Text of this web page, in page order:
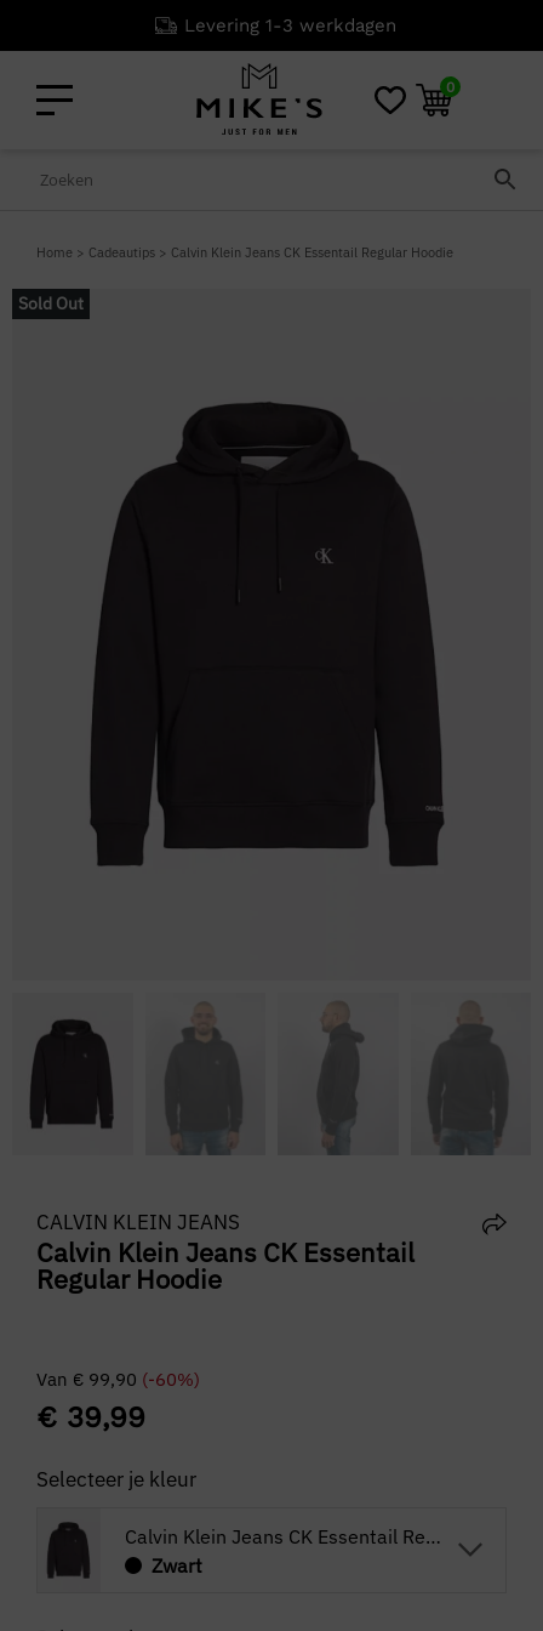
Levering 1-3 werkdagen
0
Home > Cadeautips > Calvin Klein Jeans CK Essentail Regular Hoodie
Sold Out
CALVIN KLEIN JEANS
Calvin Klein Jeans CK Essentail
Regular Hoodie
Van € 99,90 (-60%)
€ 39,99
Selecteer je kleur
Calvin Klein Jeans CK Essentail Regular Hoodie
Zwart